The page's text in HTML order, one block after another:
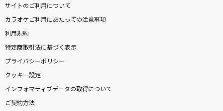
サイトのご利用について
カラオケご利用にあたっての注意事項
利用規約
特定商取引法に基づく表示
プライバシーポリシー
クッキー設定
インフォマティブデータの取得について
ご契約方法